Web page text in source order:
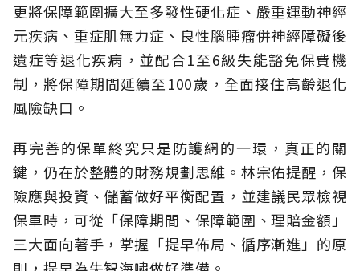
更將保障範圍擴大至多發性硬化症、嚴重運動神經
元疾病、重症肌無力症、良性腦腫瘤併神經障礙後
遺症等退化疾病，並配合1至6級失能豁免保費機
制，將保障期間延續至100歲，全面接住高齡退化
風險缺口。
再完善的保單終究只是防護網的一環，真正的關
鍵，仍在於整體的財務規劃思維。 林宗佑提醒，保
險應與投資、儲蓄做好平衡配置，並建議民眾檢視
保單時，可從「保障期間、保障範圍、理賠金額」
三大面向著手，掌握「提早佈局、循序漸進」的原